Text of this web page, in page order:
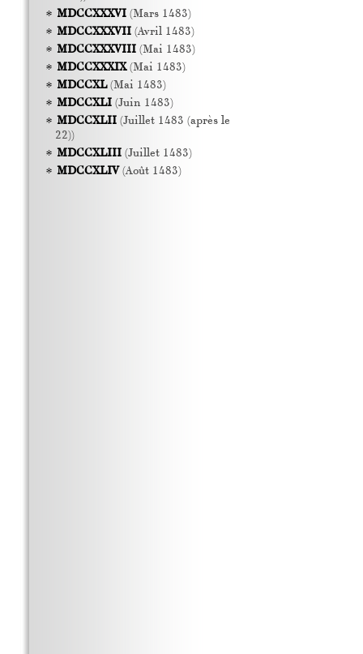
MDCCXXXVI(Mars 1483)
MDCCXXXVII(Avril 1483)
MDCCXXXVIII(Mai 1483)
MDCCXXXIX(Mai 1483)
MDCCXL(Mai 1483)
MDCCXLI(Juin 1483)
MDCCXLII(Juillet 1483 (après le
22))
MDCCXLIII(Juillet 1483)
MDCCXLIV(Août 1483)